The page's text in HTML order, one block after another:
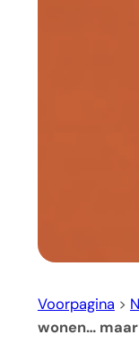
Voorpagina >
wonen…